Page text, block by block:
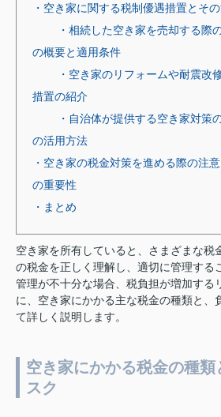
・空き家に関する税制優遇措置とそ
・相続した空き家を売却する際
の概要と適用条件
・空き家のリフォームや耐震改
措置の紹介
・自治体が提供する空き家対策
の活用方法
・空き家の税金対策を進める際の注
の重要性
・まとめ
空き家を所有していると、さまざまな税
の税金を正しく理解し、適切に管理する
管理が不十分な場合、税負担が増加する
に、空き家にかかる主な税金の種類と、
て詳しく説明します。
空き家にかかる税金の種類
スク